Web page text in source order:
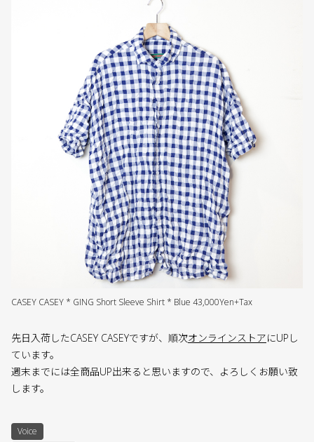
CASEY CASEY * GING Short Sleeve Shirt * Blue 43,000Yen+Tax
先日入荷したCASEY CASEYですが、順次オンラインストアにUPし
ています。
週末までには全商品UP出来ると思いますので、よろしくお願い致
します。
Voice